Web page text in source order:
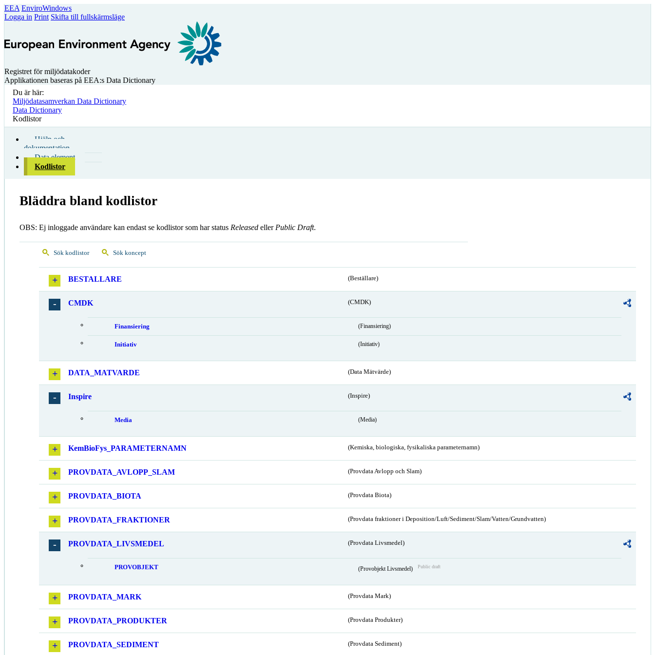
EEA EnviroWindows
Logga in Print Skifta till fullskärmsläge
Registret för miljödatakoder
Applikationen baseras på EEA:s Data Dictionary
Du är här:
Miljödatasamverkan Data Dictionary
Data Dictionary
Kodlistor
Hjälp och
dokumentation
Data element
Kodlistor
Bläddra bland kodlistor
OBS: Ej inloggade användare kan endast se kodlistor som har status Released eller Public Draft.
Sök kodlistor Sök koncept
BESTALLARE (Beställare)
CMDK (CMDK)
Finansiering (Finansiering)
Initiativ (Initiativ)
DATA_MATVARDE (Data Mätvärde)
Inspire (Inspire)
Media (Media)
KemBioFys_PARAMETERNAMN (Kemiska, biologiska, fysikaliska parameternamn)
PROVDATA_AVLOPP_SLAM (Provdata Avlopp och Slam)
PROVDATA_BIOTA (Provdata Biota)
PROVDATA_FRAKTIONER (Provdata fraktioner i Deposition/Luft/Sediment/Slam/Vatten/Grundvatten)
PROVDATA_LIVSMEDEL (Provdata Livsmedel)
PROVOBJEKT (Provobjekt Livsmedel) Public draft
PROVDATA_MARK (Provdata Mark)
PROVDATA_PRODUKTER (Provdata Produkter)
PROVDATA_SEDIMENT (Provdata Sediment)